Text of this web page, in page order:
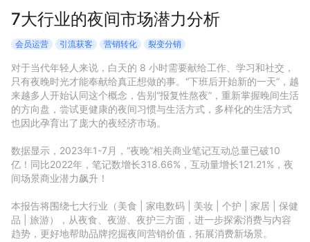
有赞说案例拆解 有赞专家说
有赞成功案例 新零售最佳实践
面对面聊增长
有赞春季发布会 实干家直播间
新零售私享会 门店经营增长公开课
AllValue 战略合作
增长产品指南
7大行业的夜间市场潜力分析
会员运营 引流获客 营销转化 裂变分销
对于当代年轻人来说，白天的 8 小时需要献给工作、学习和社交，
只有夜晚时光才能奉献给真正想做的事。“下班后开始新的一天”，越
来越多人开始认同这个概念，告别“报复性熬夜”，重新掌握晚间生活
的方向盘，尝试更健康的夜间习惯与生活方式，多样化的生活方式
也因此孕育出了庞大的夜经济市场。
数据显示，2023年1-7月，“夜晚”相关商业笔记互动总量已破10
亿！同比2022年，笔记数增长318.66%，互动量增长121.21%，夜
间场景商业潜力飙升！
本报告将围绕七大行业（美食 | 家电数码 | 美妆 | 个护 | 家居 | 保健
品 | 旅游），从夜食、夜游、夜护三方面，进一步探索消费与内容
趋势，更好地帮助品牌挖掘夜间营销价值，拓展消费新场景。